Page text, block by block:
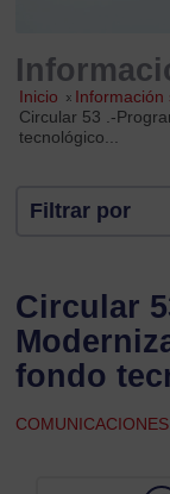
Inicio » Información
Circular 53 .-
tecnológico...
Filtrar por
Circular
fondo